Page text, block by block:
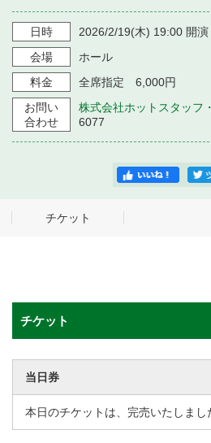
・ よくある質問
・ 空き状況
・ 抽選対象日
・ 利用料金
・ 音楽堂のご案内
・ フロアマップ
神奈川県立音楽堂
SNS
日時 2026/2/19(木) 19:00 開演
会場
ホール
料金
全席指定 6,000円
お問い
合わせ
株式会社ホットスタッフ
6077
チケット
チケット
当日券
本日のチケットは、完売いたしまし